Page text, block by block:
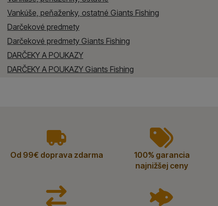
Vankúše, peňaženky, ostatné Giants Fishing
Darčekové predmety
Darčekové predmety Giants Fishing
DARČEKY A POUKAZY
DARČEKY A POUKAZY Giants Fishing
vyhody
Od 99€ doprava zdarma
100% garancia
najnižšej ceny